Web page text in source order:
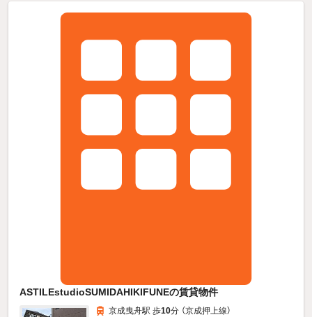
ASTILEstudioSUMIDAHIKIFUNEの賃貸物件
京成曳舟駅 歩10分 （京成押上線）